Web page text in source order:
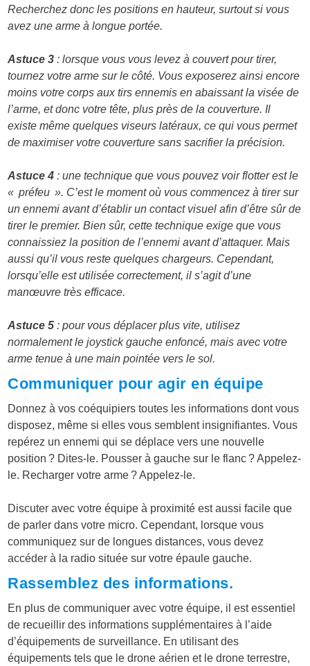
Recherchez donc les positions en hauteur, surtout si vous
avez une arme à longue portée.
Astuce 3 : lorsque vous vous levez à couvert pour tirer,
tournez votre arme sur le côté. Vous exposerez ainsi encore
moins votre corps aux tirs ennemis en abaissant la visée de
l’arme, et donc votre tête, plus près de la couverture. Il
existe même quelques viseurs latéraux, ce qui vous permet
de maximiser votre couverture sans sacrifier la précision.
Astuce 4 : une technique que vous pouvez voir flotter est le
« préfeu ». C’est le moment où vous commencez à tirer sur
un ennemi avant d’établir un contact visuel afin d’être sûr de
tirer le premier. Bien sûr, cette technique exige que vous
connaissiez la position de l’ennemi avant d’attaquer. Mais
aussi qu’il vous reste quelques chargeurs. Cependant,
lorsqu’elle est utilisée correctement, il s’agit d’une
manœuvre très efficace.
Astuce 5 : pour vous déplacer plus vite, utilisez
normalement le joystick gauche enfoncé, mais avec votre
arme tenue à une main pointée vers le sol.
Communiquer pour agir en équipe
Donnez à vos coéquipiers toutes les informations dont vous
disposez, même si elles vous semblent insignifiantes. Vous
repérez un ennemi qui se déplace vers une nouvelle
position ? Dites-le. Pousser à gauche sur le flanc ? Appelez-
le. Recharger votre arme ? Appelez-le.
Discuter avec votre équipe à proximité est aussi facile que
de parler dans votre micro. Cependant, lorsque vous
communiquez sur de longues distances, vous devez
accéder à la radio située sur votre épaule gauche.
Rassemblez des informations.
En plus de communiquer avec votre équipe, il est essentiel
de recueillir des informations supplémentaires à l’aide
d’équipements de surveillance. En utilisant des
équipements tels que le drone aérien et le drone terrestre,